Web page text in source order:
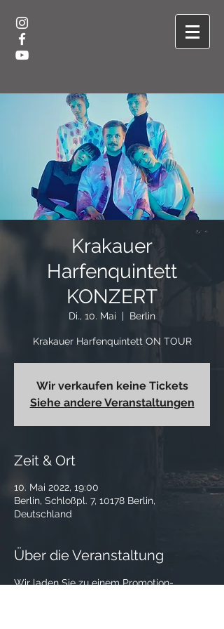
Krakauer
Harfenquintett
KONZERT
Di., 10. Mai
  |
Berlin
Krakauer Harfenquintett ON TOUR
Wir verkaufen keine Tickets
Siehe andere Veranstaltungen
Zeit & Ort
10. Mai 2022, 19:00
Berlin, Schloßpl. 7, 10178 Berlin,
Deutschland
Über die Veranstaltung
Wir laden Sie zu einem Promotion-